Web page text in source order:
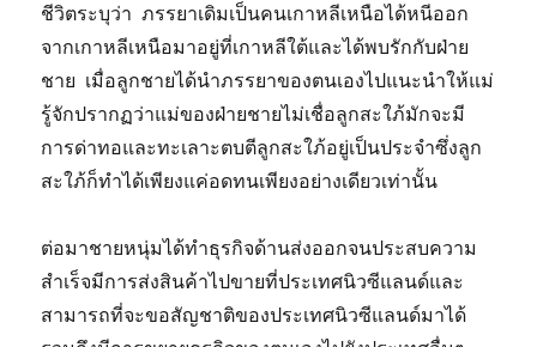
ชีวิตระบุว่า ภรรยาเดิมเป็นคนเกาหลีเหนือได้หนีออก
จากเกาหลีเหนือมาอยู่ที่เกาหลีใต้และได้พบรักกับฝ่าย
ชาย เมื่อลูกชายได้นำภรรยาของตนเองไปแนะนำให้แม่
รู้จักปรากฏว่าแม่ของฝ่ายชายไม่เชื่อลูกสะใภ้มักจะมี
การด่าทอและทะเลาะตบตีลูกสะใภ้อยู่เป็นประจำซึ่งลูก
สะใภ้ก็ทำได้เพียงแค่อดทนเพียงอย่างเดียวเท่านั้น
ต่อมาชายหนุ่มได้ทำธุรกิจด้านส่งออกจนประสบความ
สำเร็จมีการส่งสินค้าไปขายที่ประเทศนิวซีแลนด์และ
สามารถที่จะขอสัญชาติของประเทศนิวซีแลนด์มาได้